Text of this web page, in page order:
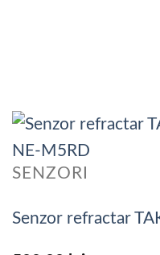
SENZORI
Senzor refractar